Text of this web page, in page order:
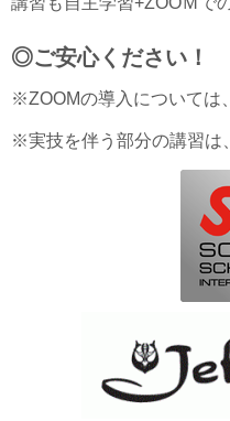
◎ご安心ください！
※ZOOMの導入については
※実技を伴う部分の講習は